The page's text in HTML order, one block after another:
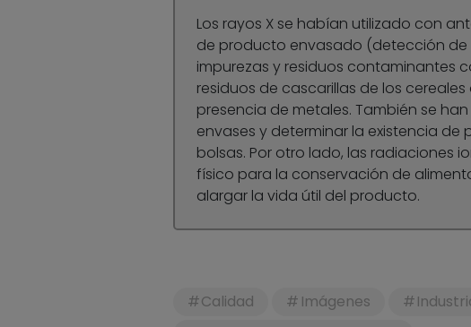
Los rayos X se habían utilizado con
de producto envasado (detección
impurezas y residuos contaminantes
residuos de cascarillas de los
presencia de metales. También se
envases y determinar la existencia de
bolsas. Por otro lado, las radiaciones
físico para la conservación de
alargar la vida útil del producto.
Calidad Imágenes